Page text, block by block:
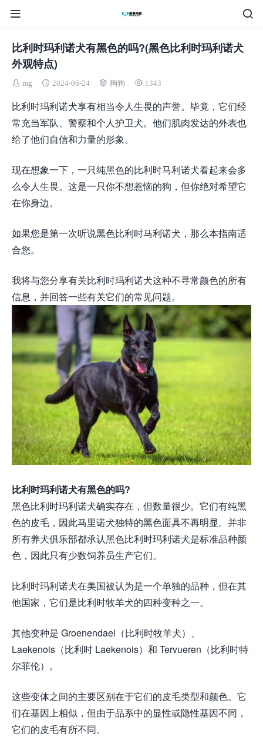
比利时玛利诺犬有黑色的吗?(黑色比利时玛利诺犬
外观特点)
mg 2024-06-24 狗狗 1343
比利时玛利诺犬享有相当令人生畏的声誉。毕竟，它们经
常充当军队、警察和个人护卫犬。他们肌肉发达的外表也
给了他们自信和力量的形象。
现在想象一下，一只纯黑色的比利时马利诺犬看起来会多
么令人生畏。这是一只你不想惹恼的狗，但你绝对希望它
在你身边。
如果您是第一次听说黑色比利时马利诺犬，那么本指南适
合您。
我将与您分享有关比利时玛利诺犬这种不寻常颜色的所有
信息，并回答一些有关它们的常见问题。
比利时玛利诺犬有黑色的吗?
黑色比利时玛利诺犬确实存在，但数量很少。它们有纯黑
色的皮毛，因此马里诺犬独特的黑色面具不再明显。并非
所有养犬俱乐部都承认黑色比利时玛利诺犬是标准品种颜
色，因此只有少数饲养员生产它们。
比利时玛利诺犬在美国被认为是一个单独的品种，但在其
他国家，它们是比利时牧羊犬的四种变种之一。
其他变种是 Groenendael（比利时牧羊犬）、
Laekenois（比利时 Laekenois）和 Tervueren（比利时特
尔菲伦）。
这些变体之间的主要区别在于它们的皮毛类型和颜色。它
们在基因上相似，但由于品系中的显性或隐性基因不同，
它们的皮毛有所不同。